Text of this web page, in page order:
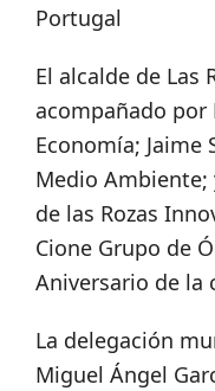
Portugal
El alcalde de Las
acompañado por
Economía; Jaime
Medio Ambiente;
de las Rozas
Cione Grupo de
Aniversario de la
La delegación
Miguel Ángel